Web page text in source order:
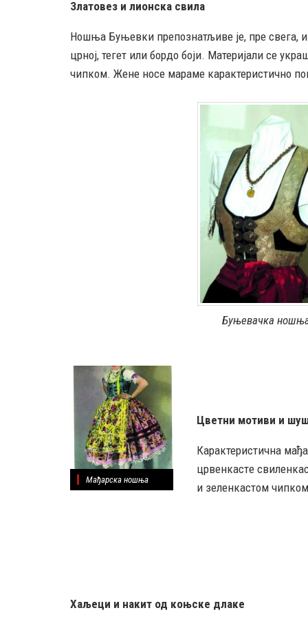
Златовез и лионска свила
Ношња Буњевки препознатљиве је, пре свега,
црној, тегет или бордо боји. Материјали се
чипком. Жене носе мараме карактеристично
Буњевачка
Maђарска ношња
Цветни мотиви и
Карактеристична
црвенкастe
и зеленкастом
Хаљеци и накит од коњске длаке